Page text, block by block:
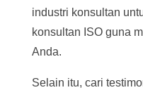
industri konsultan
konsultan ISO guna
Anda.
Selain itu, cari